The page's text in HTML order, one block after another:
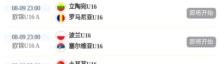
08-09 23:00
欧锦U16 A
立陶宛U16
罗马尼亚U16
即将开始
08-09 23:00
欧锦U16 A
波兰U16
塞尔维亚U16
即将开始